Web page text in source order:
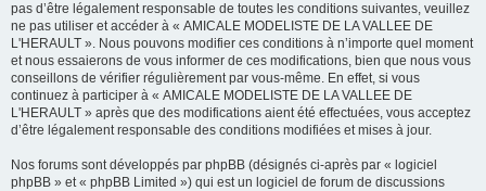
pas d’être légalement responsable de toutes les conditions suivantes, veuillez
ne pas utiliser et accéder à « AMICALE MODELISTE DE LA VALLEE DE
L'HERAULT ». Nous pouvons modifier ces conditions à n’importe quel moment
et nous essaierons de vous informer de ces modifications, bien que nous vous
conseillons de vérifier régulièrement par vous-même. En effet, si vous
continuez à participer à « AMICALE MODELISTE DE LA VALLEE DE
L'HERAULT » après que des modifications aient été effectuées, vous acceptez
d’être légalement responsable des conditions modifiées et mises à jour.
Nos forums sont développés par phpBB (désignés ci-après par « logiciel
phpBB » et « phpBB Limited ») qui est un logiciel de forum de discussions